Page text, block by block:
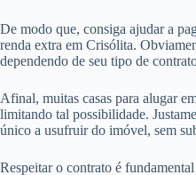
De modo que, consiga ajudar a
renda extra em Crisólita.
dependendo de seu tipo de
Afinal, muitas casas para alugar
limitando tal possibilidade.
único a usufruir do imóvel, sem
Respeitar o contrato é